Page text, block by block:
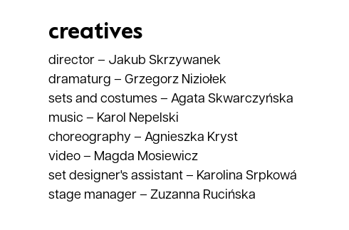
creatives
director– Jakub Skrzywanek
dramaturg – Grzegorz Niziołek
sets and costumes – Agata Skwarczyńska
music – Karol Nepelski
choreography – Agnieszka Kryst
video– Magda Mosiewicz
set designer's assistant– Karolina Srpkowá
stage manager– Zuzanna Rucińska